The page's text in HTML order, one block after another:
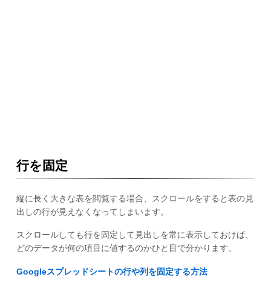
行を固定
縦に長く大きな表を閲覧する場合、スクロールをすると表の見
出しの行が見えなくなってしまいます。
スクロールしても行を固定して見出しを常に表示しておけば、
どのデータが何の項目に値するのかひと目で分かります。
Googleスプレッドシートの行や列を固定する方法